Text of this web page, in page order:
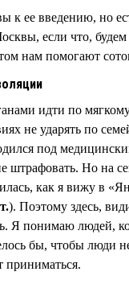
ее введению, но
если что, будем
нам помогают
идти по
не ударять по
под
штрафовать. Но на
как я вижу в
). Поэтому здесь,
Я понимаю людей,
бы, чтобы люди
приниматься.